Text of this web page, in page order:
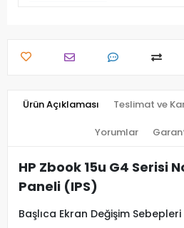
Ürün Açıklaması Teslimat ve
Yorumlar
HP Zbook 15u G4 Serisi
Paneli (IPS)
Başlıca Ekran Değişim Sebepleri